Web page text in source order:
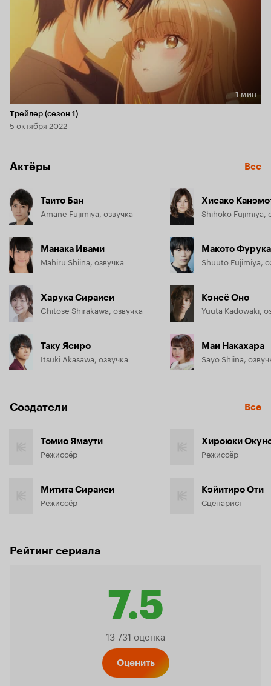
Длительность 1 мин
1 мин
Трейлер (сезон 1)
5 октября 2022
Актёры Все
Таито Бан
Amane Fujimiya, озвучка
Манака Ивами
Mahiru Shiina, озвучка
Харука Сираиси
Chitose Shirakawa, озвучка
Таку Ясиро
Itsuki Akasawa, озвучка
Хисако
Shihoko Fujimiya,
Макото
Shuuto Fujimiya,
Кэнсё Оно
Yuuta Kadowaki,
Маи Накахара
Sayo Shiina,
Создатели Все
Томио Ямаути
Режиссёр
Митита Сираиси
Режиссёр
Хироюки
Режиссёр
Кэйитиро Оти
Сценарист
Рейтинг сериала
7.5
Рейтинг
13 731 оценка
Оценить